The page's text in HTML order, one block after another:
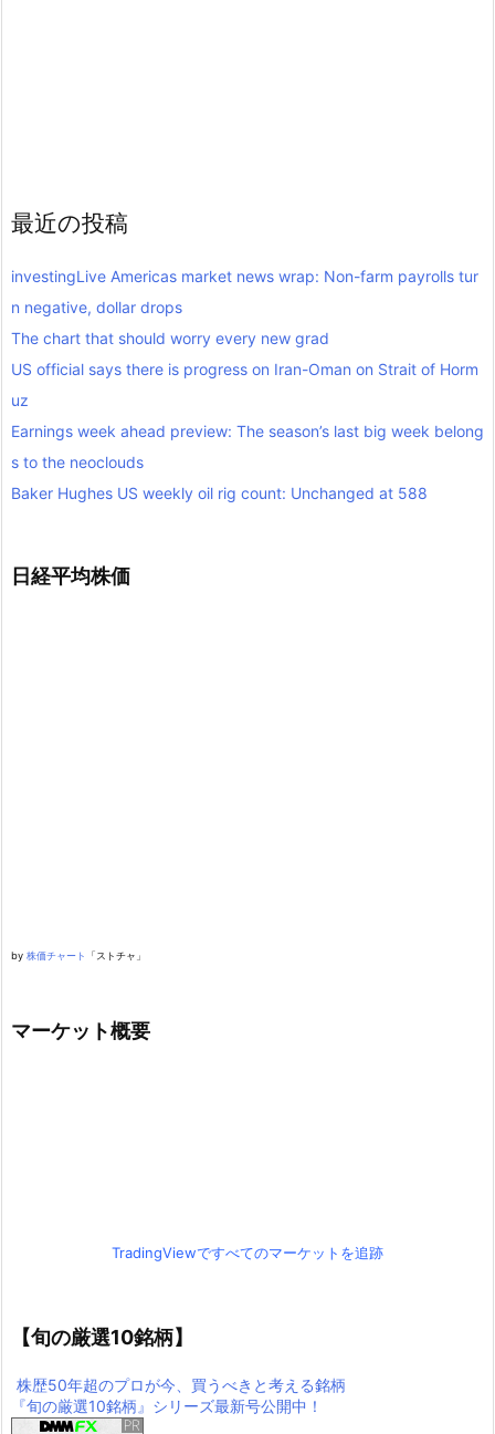
最近の投稿
investingLive Americas market news wrap: Non-farm payrolls tur
n negative, dollar drops
The chart that should worry every new grad
US official says there is progress on Iran-Oman on Strait of Horm
uz
Earnings week ahead preview: The season’s last big week belong
s to the neoclouds
Baker Hughes US weekly oil rig count: Unchanged at 588
日経平均株価
by 株価チャート 「ストチャ」
マーケット概要
TradingViewですべてのマーケットを追跡
【旬の厳選10銘柄】
株歴50年超のプロが今、買うべきと考える銘柄
『旬の厳選10銘柄』シリーズ最新号公開中！